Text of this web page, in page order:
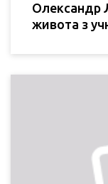
Олександр
живота з